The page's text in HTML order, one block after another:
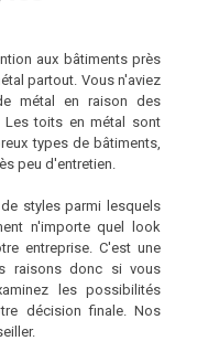
aux bâtiments près
partout. Vous n'aviez
métal en raison des
toits en métal sont
types de bâtiments,
peu d'entretien.
styles parmi lesquels
n'importe quel look
entreprise. C'est une
raisons donc si vous
les possibilités
décision finale. Nos